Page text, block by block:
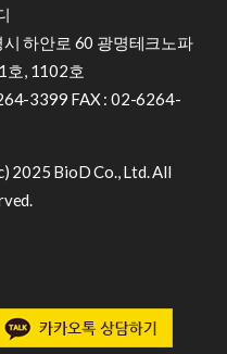
시 하안로 60 광명테크노파
호, 1102호
3399 FAX : 02-6264-
2025 BioD Co., Ltd. All